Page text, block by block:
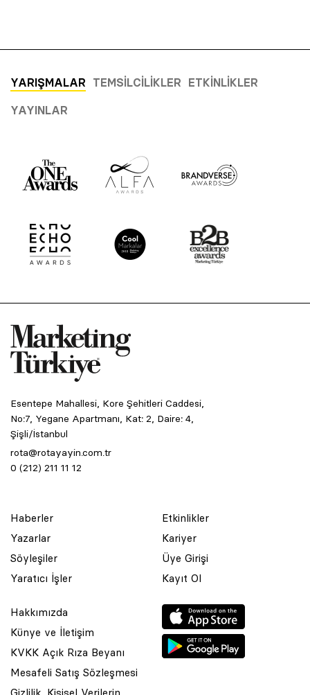
YARIŞMALAR TEMSILCILIKLER ETKINLIKLER
YAYINLAR
Esentepe Mahallesi, Kore Şehitleri Caddesi,
No:7, Yegane Apartmanı, Kat: 2, Daire: 4,
Şişli/İstanbul
rota@rotayayin.com.tr
0 (212) 211 11 12
Haberler
Yazarlar
Söyleşiler
Yaratıcı İşler
Etkinlikler
Kariyer
Üye Girişi
Kayıt Ol
Hakkımızda
Künye ve İletişim
KVKK Açık Rıza Beyanı
Mesafeli Satış Sözleşmesi